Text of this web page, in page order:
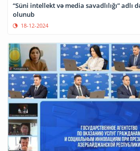
“Süni intellekt və media savadlılığı” adlı
olunub
18-12-2024